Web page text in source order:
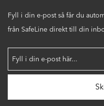
Fyll i din e-post så får du
från SafeLine direkt till din